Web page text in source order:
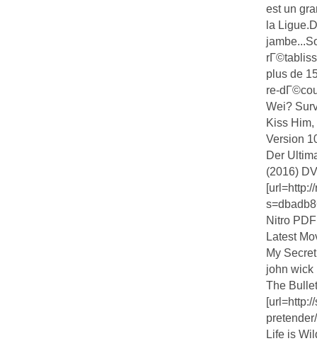
est un
la
plus de
re-
Wei?
Kiss Him,
Version
Der
(2016)
Nitro
Latest
My
john wick
The
Life is